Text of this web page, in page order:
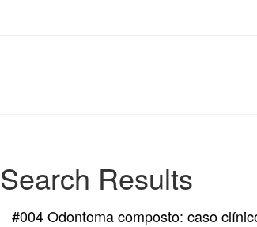
Search Results
#004 Odontoma composto: caso